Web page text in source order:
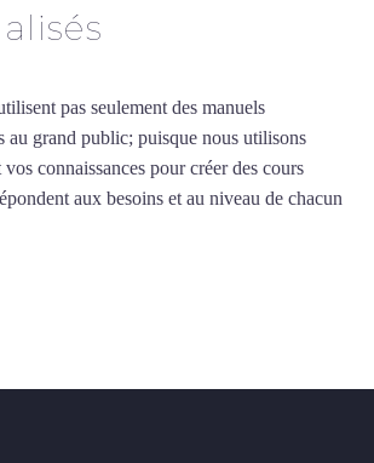
pas seulement des manuels
au grand public; puisque nous utilisons
connaissances pour créer des cours
aux besoins et au niveau de chacun